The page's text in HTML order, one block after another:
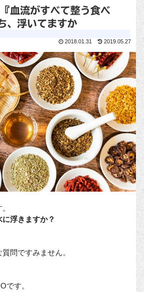
血流がすべて整う食べ
浮いてますか
2018.01.31 2019.05.27
浮きますか？
問ですみません。
です。